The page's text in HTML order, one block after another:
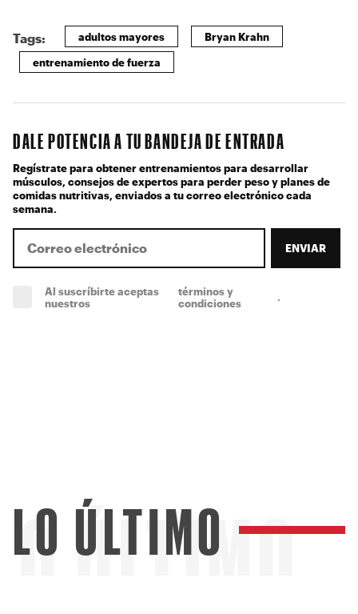
Tags: adultos mayores Bryan Krahn
entrenamiento de fuerza
DALE POTENCIA A TU BANDEJA DE ENTRADA
Regístrate para obtener entrenamientos para desarrollar
músculos, consejos de expertos para perder peso y planes de
comidas nutritivas, enviados a tu correo electrónico cada
semana.
ENVIAR
Al suscríbirte aceptas
nuestros
términos y
condiciones
.
ÚLTIMO
LO ÚLTIMO